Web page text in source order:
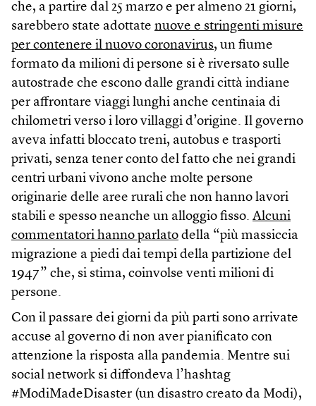
che, a partire dal 25 marzo e per almeno 21 giorni,
sarebbero state adottate nuove e stringenti misure
per contenere il nuovo coronavirus, un fiume
formato da milioni di persone si è riversato sulle
autostrade che escono dalle grandi città indiane
per affrontare viaggi lunghi anche centinaia di
chilometri verso i loro villaggi d’origine. Il governo
aveva infatti bloccato treni, autobus e trasporti
privati, senza tener conto del fatto che nei grandi
centri urbani vivono anche molte persone
originarie delle aree rurali che non hanno lavori
stabili e spesso neanche un alloggio fisso. Alcuni
commentatori hanno parlato della “più massiccia
migrazione a piedi dai tempi della partizione del
1947” che, si stima, coinvolse venti milioni di
persone.
Con il passare dei giorni da più parti sono arrivate
accuse al governo di non aver pianificato con
attenzione la risposta alla pandemia. Mentre sui
social network si diffondeva l’hashtag
#ModiMadeDisaster (un disastro creato da Modi),